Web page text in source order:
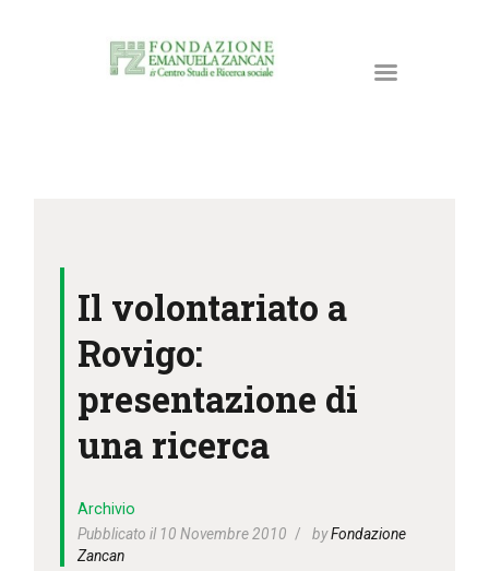
ATTIVITÀ E PROGETTI
RISORSE
NEWS
DONA ORA
IL MIO ACCOUNT
CARRELLO
Il volontariato a
Rovigo:
presentazione di
una ricerca
Archivio
Pubblicato il 10 Novembre 2010
byFondazione
Zancan